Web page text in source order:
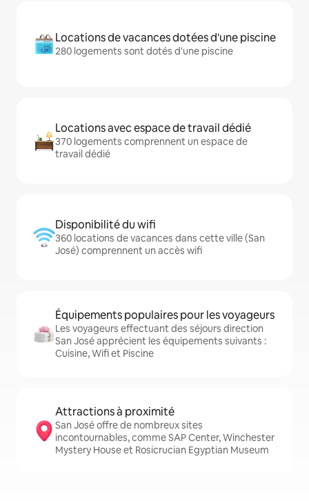
Locations de vacances dotées d'une piscine
280 logements sont dotés d'une piscine
Locations avec espace de travail dédié
370 logements comprennent un espace de
travail dédié
Disponibilité du wifi
360 locations de vacances dans cette ville (San
José) comprennent un accès wifi
Équipements populaires pour les voyageurs
Les voyageurs effectuant des séjours direction
San José apprécient les équipements suivants :
Cuisine, Wifi et Piscine
Attractions à proximité
San José offre de nombreux sites
incontournables, comme SAP Center, Winchester
Mystery House et Rosicrucian Egyptian Museum